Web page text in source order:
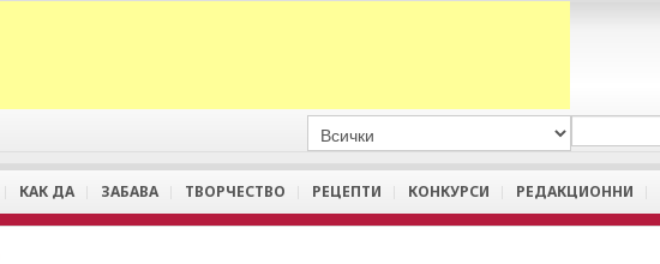
КАК ДА ЗАБАВА ТВОРЧЕСТВО РЕЦЕПТИ КОНКУРСИ РЕДАКЦИОННИ